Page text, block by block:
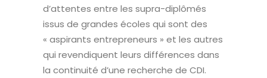
d’attentes entre les supra-diplômés
issus de grandes écoles qui sont des
« aspirants entrepreneurs » et les autres
qui revendiquent leurs différences dans
la continuité d’une recherche de CDI.